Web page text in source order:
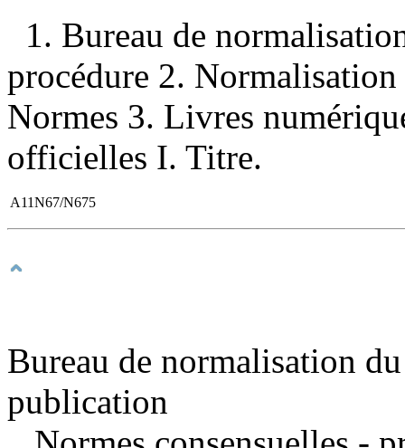
1. Bureau de
procédure 2.
Normes 3. Livres
officielles I. Titre.
A11N67/N675
Bureau de normalisation
publication